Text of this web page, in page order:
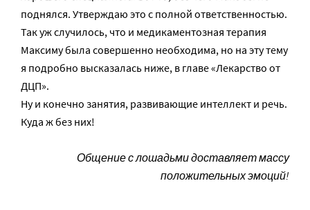
поднялся. Утверждаю это с полной ответственностью.
Так уж случилось, что и медикаментозная терапия
Максиму была совершенно необходима, но на эту тему
я подробно высказалась ниже, в главе «Лекарство от
ДЦП».
Ну и конечно занятия, развивающие интеллект и речь.
Куда ж без них!
Общение с лошадьми доставляет массу
положительных эмоций!